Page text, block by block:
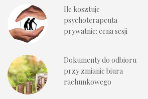
Ile kosztuje
psychoterapeuta
prywatnie: cena sesji
Dokumenty do odbioru
przy zmianie biura
rachunkowego